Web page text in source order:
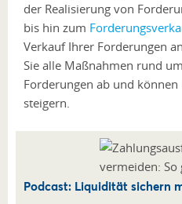
der Realisierung von
bis hin zum
Verkauf Ihrer Forderungen
Sie alle Maßnahmen rund
Forderungen ab und
steigern.
Podcast: Liquidität sichern